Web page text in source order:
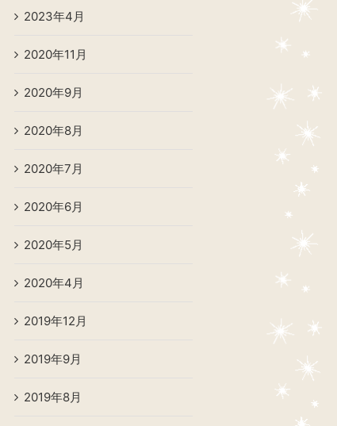
2023年4月
2020年11月
2020年9月
2020年8月
2020年7月
2020年6月
2020年5月
2020年4月
2019年12月
2019年9月
2019年8月